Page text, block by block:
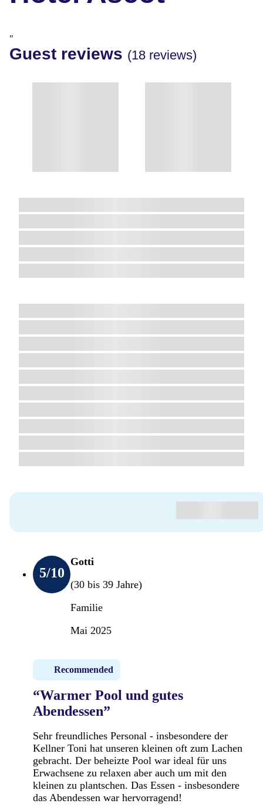
"
Guest reviews (18 reviews)
5/10
Gotti
(30 bis 39 Jahre)
Familie
Mai 2025
Recommended
“Warmer Pool und gutes
Abendessen”
Sehr freundliches Personal - insbesondere der
Kellner Toni hat unseren kleinen oft zum Lachen
gebracht. Der beheizte Pool war ideal für uns
Erwachsene zu relaxen aber auch um mit den
kleinen zu plantschen. Das Essen - insbesondere
das Abendessen war hervorragend!